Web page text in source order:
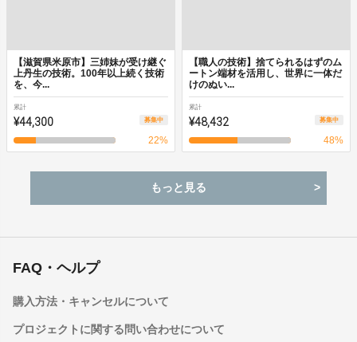
【滋賀県米原市】三姉妹が受け継ぐ
上丹生の技術。100年以上続く技術
を、今...
累計
¥44,300 募集中
22%
【職人の技術】捨てられるはずのム
ートン端材を活用し、世界に一体だ
けのぬい...
累計
¥48,432 募集中
48%
もっと見る
FAQ・ヘルプ
購入方法・キャンセルについて
プロジェクトに関する問い合わせについて